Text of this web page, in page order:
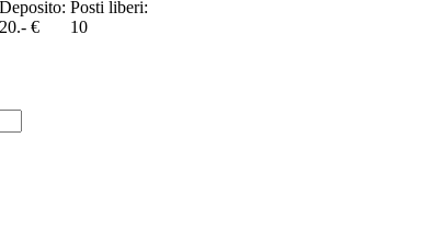
Deposito:
20.- €
Posti liberi:
10